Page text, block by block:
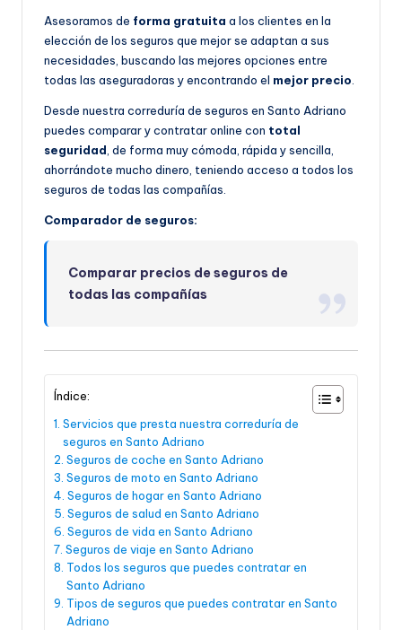
Asesoramos de forma gratuita a los clientes en la
elección de los seguros que mejor se adaptan a sus
necesidades, buscando las mejores opciones entre
todas las aseguradoras y encontrando el mejor precio.
Desde nuestra correduría de seguros en Santo Adriano
puedes comparar y contratar online con total
seguridad, de forma muy cómoda, rápida y sencilla,
ahorrándote mucho dinero, teniendo acceso a todos los
seguros de todas las compañías.
Comparador de seguros:
Comparar precios de seguros de
todas las compañías
Índice:
Servicios que presta nuestra correduría de
seguros en Santo Adriano
Seguros de coche en Santo Adriano
Seguros de moto en Santo Adriano
Seguros de hogar en Santo Adriano
Seguros de salud en Santo Adriano
Seguros de vida en Santo Adriano
Seguros de viaje en Santo Adriano
Todos los seguros que puedes contratar en
Santo Adriano
Tipos de seguros que puedes contratar en Santo
Adriano